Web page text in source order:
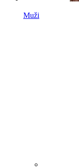
Muži